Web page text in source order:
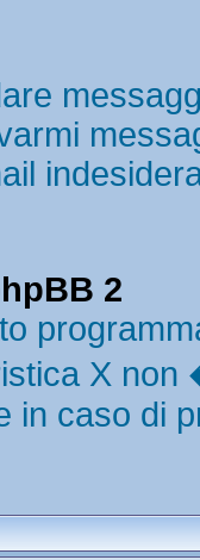
2
X non
in caso di